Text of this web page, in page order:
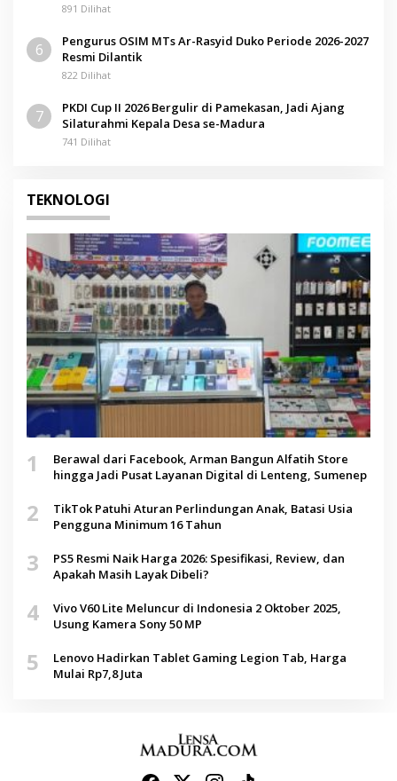
891 Dilihat
6
Pengurus OSIM MTs Ar-Rasyid Duko Periode 2026-2027
Resmi Dilantik
822 Dilihat
7
PKDI Cup II 2026 Bergulir di Pamekasan, Jadi Ajang
Silaturahmi Kepala Desa se-Madura
741 Dilihat
TEKNOLOGI
1
Berawal dari Facebook, Arman Bangun Alfatih Store
hingga Jadi Pusat Layanan Digital di Lenteng, Sumenep
2
TikTok Patuhi Aturan Perlindungan Anak, Batasi Usia
Pengguna Minimum 16 Tahun
3
PS5 Resmi Naik Harga 2026: Spesifikasi, Review, dan
Apakah Masih Layak Dibeli?
4
Vivo V60 Lite Meluncur di Indonesia 2 Oktober 2025,
Usung Kamera Sony 50 MP
5
Lenovo Hadirkan Tablet Gaming Legion Tab, Harga
Mulai Rp7,8 Juta